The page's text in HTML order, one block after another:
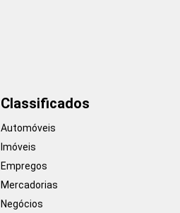
Classificados
Automóveis
Imóveis
Empregos
Mercadorias
Negócios